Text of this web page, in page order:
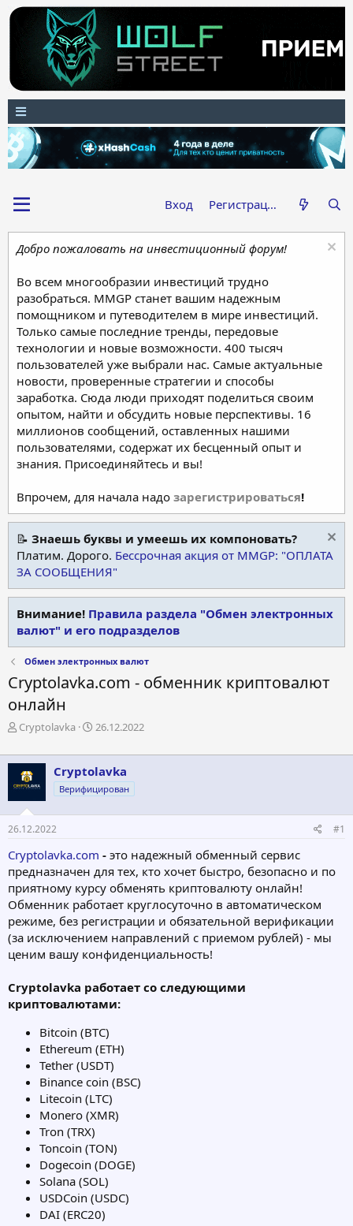
Вход Регистрация
Добро пожаловать на инвестиционный форум!
Во всем многообразии инвестиций трудно
разобраться. MMGP станет вашим надежным
помощником и путеводителем в мире инвестиций.
Только самые последние тренды, передовые
технологии и новые возможности. 400 тысяч
пользователей уже выбрали нас. Самые актуальные
новости, проверенные стратегии и способы
заработка. Сюда люди приходят поделиться своим
опытом, найти и обсудить новые перспективы. 16
миллионов сообщений, оставленных нашими
пользователями, содержат их бесценный опыт и
знания. Присоединяйтесь и вы!
Впрочем, для начала надо зарегистрироваться!
📝 Знаешь буквы и умеешь их компоновать?
Платим. Дорого. Бессрочная акция от MMGP: "ОПЛАТА
ЗА СООБЩЕНИЯ"
Внимание! Правила раздела "Обмен электронных
валют" и его подразделов
Обмен электронных валют
Cryptolavka.com - обменник криптовалют
онлайн
А
т
о
р
е
м
ы
Cryptolavka
Д
т
а
н
а
ч
л
а
26.12.2022
Cryptolavka
Верифицирован
26.12.2022 #1
Сryptolavka.com - это надежный обменный сервис
предназначен для тех, кто хочет быстро, безопасно и по
приятному курсу обменять криптовалюту онлайн!
Обменник работает круглосуточно в автоматическом
режиме, без регистрации и обязательной верификации
(за исключением направлений с приемом рублей) - мы
ценим вашу конфиденциальность!
Cryptolavka работает со следующими
криптовалютами:
Bitcoin (BTC)
Ethereum (ETH)
Tether (USDT)
Binance coin (BSC)
Litecoin (LTC)
Monero (XMR)
Tron (TRX)
Toncoin (TON)
Dogecoin (DOGE)
Solana (SOL)
USDCoin (USDC)
DAI (ERC20)